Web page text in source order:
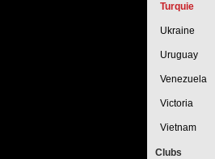
Turquie
Ukraine
Uruguay
Venezuela
Victoria
Vietnam
Clubs